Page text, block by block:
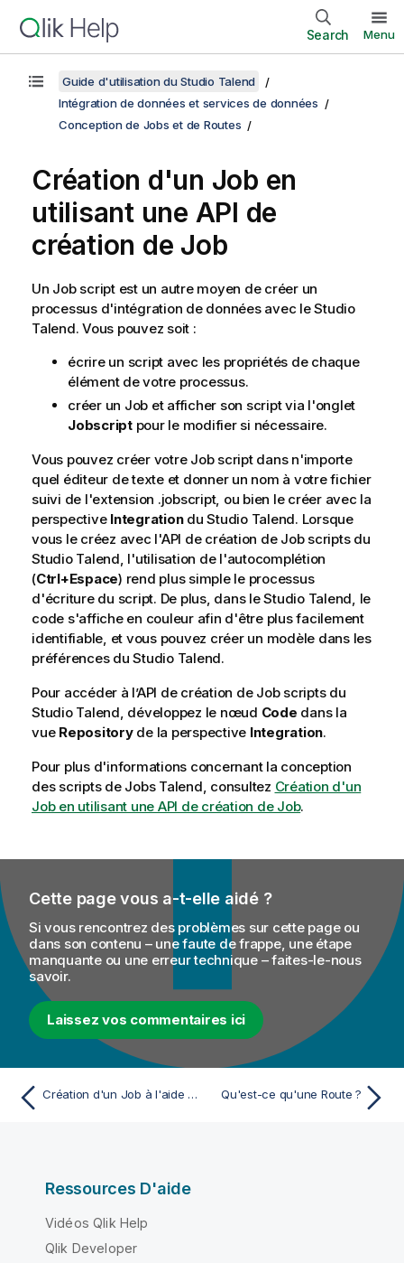
Search Menu
Guide d'utilisation du Studio Talend
Intégration de données et services de données
Conception de Jobs et de Routes
Création d'un Job en
utilisant une API de
création de Job
Un Job script est un autre moyen de créer un
processus d'intégration de données avec leStudio
Talend. Vous pouvez soit :
écrire un script avec les propriétés de chaque
élément de votre processus.
créer un Job et afficher son script via l'onglet
Jobscriptpour le modifier si nécessaire.
Vous pouvez créer votre Job script dans n'importe
quel éditeur de texte et donner un nom à votre fichier
suivi de l'extension .jobscript, ou bien le créer avec la
perspective Integration duStudio Talend. Lorsque
vous le créez avec l'API de création de Job scripts du
Studio Talend, l'utilisation de l'autocomplétion
(Ctrl+Espace) rend plus simple le processus
d'écriture du script. De plus, dans leStudio Talend, le
code s'affiche en couleur afin d'être plus facilement
identifiable, et vous pouvez créer un modèle dans les
préférences duStudio Talend.
Pour accéder à l’API de création de Job scripts du
Studio Talend, développez le nœud Code dans la
vue Repositoryde la perspective Integration.
Pour plus d'informations concernant la conception
des scripts de Jobs Talend, consultez Création d'un
Job en utilisant une API de création de Job.
Cette page vous a-t-elle aidé ?
Si vous rencontrez des problèmes sur cette page ou
dans son contenu – une faute de frappe, une étape
manquante ou une erreur technique – faites-le-nous
savoir.
Laissez vos commentaires ici
Création d'un Job à l'aide d'un modèle Qu'est-ce qu'une Route ?
Ressources D'aide
Vidéos Qlik Help
Qlik Developer